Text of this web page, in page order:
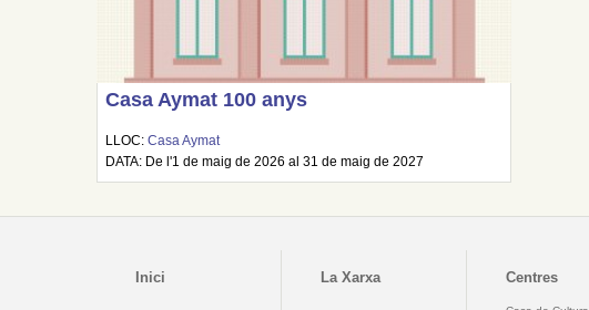
Casa Aymat 100 anys
LLOC:Casa Aymat
DATA: De l'1 de maig de 2026 al 31 de maig de 2027
Inici La Xarxa Centres